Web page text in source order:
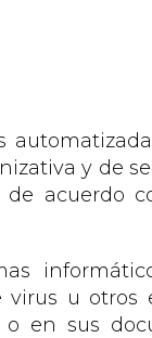
y de
acuerdo
u otros
en sus